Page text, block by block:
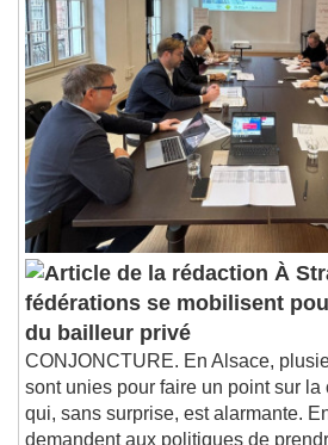
À
fédérations se mobilisent
du bailleur privé
CONJONCTURE. En Alsace,
sont unies pour faire un point sur la
qui, sans surprise, est alarmante.